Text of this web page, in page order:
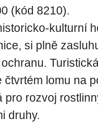
(kód 8210).
kulturní
si plně
čtvrtém lomu na
pro rozvoj
druhy.